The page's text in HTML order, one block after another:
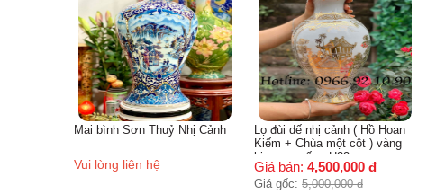
Mai bình Sơn Thuỷ Nhị Cảnh
Vui lòng liên hệ
Lọ đùi dế nhị cảnh ( Hồ Hoan
Kiếm + Chùa một cột ) vàng
kim cao cấp - H32cm
Giá bán: 4,500,000 đ
Giá gốc: 5,000,000 đ